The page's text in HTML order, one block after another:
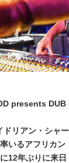
presents DUB
リアン・シャ
いるアフリカ
12年ぶりに来